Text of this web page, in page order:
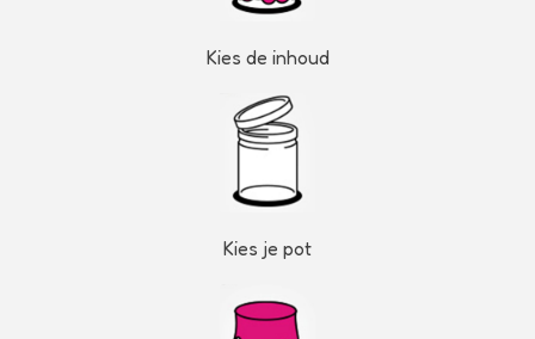
Kies de inhoud
Kies je pot